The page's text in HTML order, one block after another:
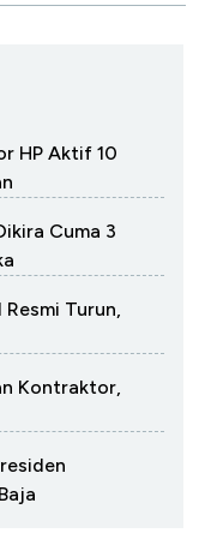
HP Aktif 10
Cuma 3
Resmi Turun,
Kontraktor,